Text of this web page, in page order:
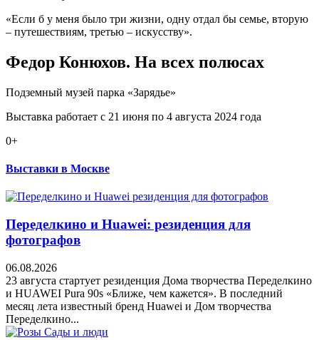
«Если б у меня было три жизни, одну отдал бы семье, вторую
– путешествиям, третью – искусству».
Федор Конюхов. На всех полюсах
Подземный музей парка «Зарядье»
Выставка работает с 21 июня по 4 августа 2024 года
0+
Выставки в Москве
Переделкино и Huawei: резиденция для
фотографов
06.08.2026
23 августа стартует резиденция Дома творчества Переделкино
и HUAWEI Pura 90s «Ближе, чем кажется». В последний
месяц лета известный бренд Huawei и Дом творчества
Переделкино...